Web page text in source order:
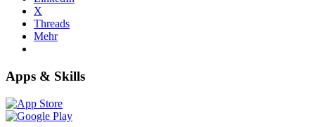
X
Threads
Mehr
Apps & Skills